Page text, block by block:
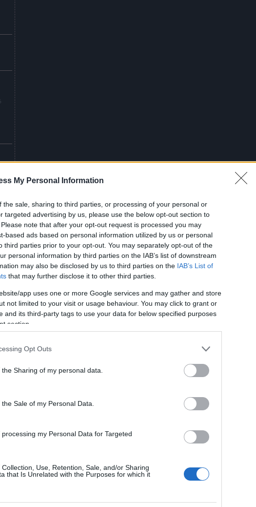
My Personal Information
the sale, sharing to third parties, or processing of your personal or
targeted advertising by us, please use the below opt-out section to
note that after your opt-out request is processed you may
based ads based on personal information utilized by us or personal
third parties prior to your opt-out. You may separately opt-out of the
personal information by third parties on the IAB’s list of downstream
may also be disclosed by us to third parties on the IAB’s List of
that may further disclose it to other third parties.
app uses one or more Google services and may gather and store
not limited to your visit or usage behaviour. You may click to grant or
and its third-party tags to use your data for below specified purposes
section.
Opt Outs
Sharing of my personal data.
Sale of my Personal Data.
my Personal Data for Targeted
Use, Retention, Sale, and/or Sharing
that Is Unrelated with the Purposes for which it